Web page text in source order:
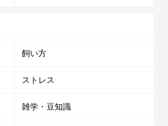
飼い方
ストレス
雑学・豆知識